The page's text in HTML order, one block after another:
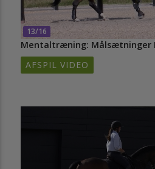
13/16
Mentaltræning: Målsætninger
AFSPIL VIDEO